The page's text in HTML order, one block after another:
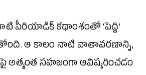
నాటి పీరియాడిక్ కథాంశంతో ‘పెద్ది’
ఆ కాలం నాటి వాతావరణాన్ని,
అత్యంత సహజంగా ఆవిష్కరించడం